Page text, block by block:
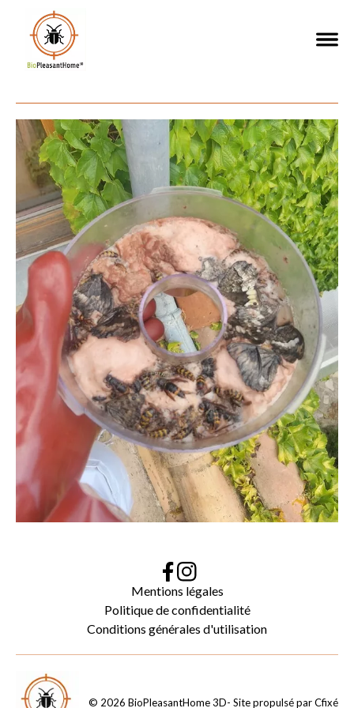
Mentions légales
Politique de confidentialité
Conditions générales d'utilisation
© 2026 BioPleasantHome 3D- Site propulsé parCfixé